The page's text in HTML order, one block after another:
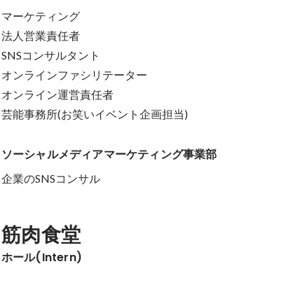
マーケティング
法人営業責任者
SNSコンサルタント
オンラインファシリテーター
オンライン運営責任者
芸能事務所(お笑いイベント企画担当)
ソーシャルメディアマーケティング事業部
企業のSNSコンサル
筋肉食堂
ホール(Intern)